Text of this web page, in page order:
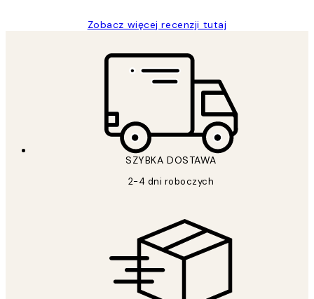
Zobacz więcej recenzji tutaj
SZYBKA DOSTAWA
2-4 dni roboczych